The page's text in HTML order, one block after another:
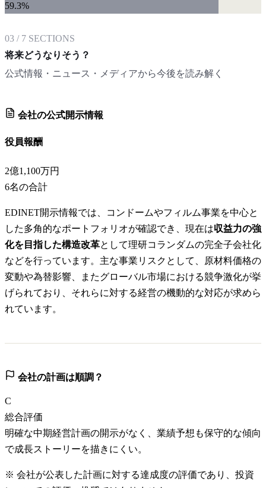
59.3%
03 / 7 SECTIONS
将来どうなりそう？
公式情報・ニュース・メディアから今後を読み解く
会社の公式開示情報
役員報酬
2億1,100万円
6名の合計
EDINET開示情報では、コンドームやフィルム事業を中心と
した多角的なポートフォリオが確認でき、現在は収益力の強
化を目指した構造改革として理研コランダムの完全子会社化
などを行っています。主な事業リスクとして、原材料価格の
変動や為替影響、またグローバル市場における競争激化が挙
げられており、それらに対する経営の機動的な対応が求めら
れています。
会社の計画は順調？
C
総合評価
明確な中期経営計画の開示がなく、業績予想も保守的な傾向
で成長ストーリーを描きにくい。
※ 会社が公表した計画に対する達成度の評価であり、投資